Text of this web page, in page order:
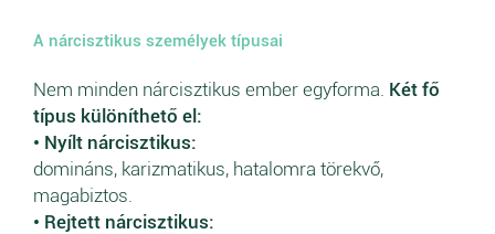
A nárcisztikus személyek típusai
Nem minden nárcisztikus ember egyforma. Két fő
típus különíthető el:
• Nyílt nárcisztikus:
domináns, karizmatikus, hatalomra törekvő,
magabiztos.
• Rejtett nárcisztikus: